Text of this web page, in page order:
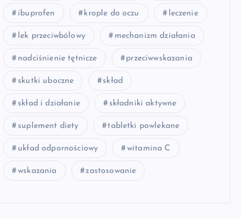
ibuprofen krople do oczu leczenie
lek przeciwbólowy mechanizm działania
nadciśnienie tętnicze przeciwwskazania
skutki uboczne skład
skład i działanie składniki aktywne
suplement diety tabletki powlekane
układ odpornościowy witamina C
wskazania zastosowanie